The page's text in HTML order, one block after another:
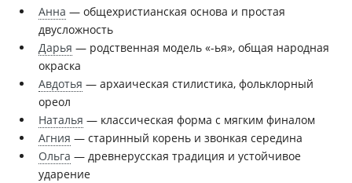
Анна — общехристианская основа и простая
двусложность
Дарья — родственная модель «-ья», общая народная
окраска
Авдотья — архаическая стилистика, фольклорный
ореол
Наталья — классическая форма с мягким финалом
Агния — старинный корень и звонкая середина
Ольга — древнерусская традиция и устойчивое
ударение